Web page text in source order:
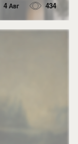
4 Авг 434